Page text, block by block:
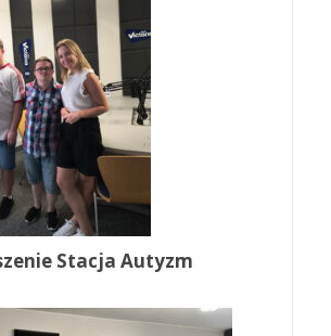
Stacja Autyzm